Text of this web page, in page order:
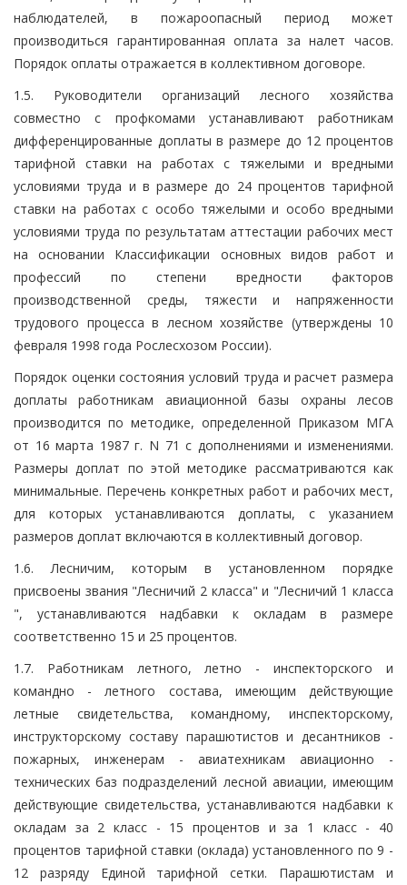
наблюдателей, в пожароопасный период может
производиться гарантированная оплата за налет часов.
Порядок оплаты отражается в коллективном договоре.
1.5. Руководители организаций лесного хозяйства
совместно с профкомами устанавливают работникам
дифференцированные доплаты в размере до 12 процентов
тарифной ставки на работах с тяжелыми и вредными
условиями труда и в размере до 24 процентов тарифной
ставки на работах с особо тяжелыми и особо вредными
условиями труда по результатам аттестации рабочих мест
на основании Классификации основных видов работ и
профессий по степени вредности факторов
производственной среды, тяжести и напряженности
трудового процесса в лесном хозяйстве (утверждены 10
февраля 1998 года Рослесхозом России).
Порядок оценки состояния условий труда и расчет размера
доплаты работникам авиационной базы охраны лесов
производится по методике, определенной Приказом МГА
от 16 марта 1987 г. N 71 с дополнениями и изменениями.
Размеры доплат по этой методике рассматриваются как
минимальные. Перечень конкретных работ и рабочих мест,
для которых устанавливаются доплаты, с указанием
размеров доплат включаются в коллективный договор.
1.6. Лесничим, которым в установленном порядке
присвоены звания "Лесничий 2 класса" и "Лесничий 1 класса
", устанавливаются надбавки к окладам в размере
соответственно 15 и 25 процентов.
1.7. Работникам летного, летно - инспекторского и
командно - летного состава, имеющим действующие
летные свидетельства, командному, инспекторскому,
инструкторскому составу парашютистов и десантников -
пожарных, инженерам - авиатехникам авиационно -
технических баз подразделений лесной авиации, имеющим
действующие свидетельства, устанавливаются надбавки к
окладам за 2 класс - 15 процентов и за 1 класс - 40
процентов тарифной ставки (оклада) установленного по 9 -
12 разряду Единой тарифной сетки. Парашютистам и